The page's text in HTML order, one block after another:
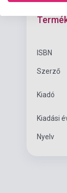
ISBN
Szerző
Kiadó
Kiadási
Nyelv